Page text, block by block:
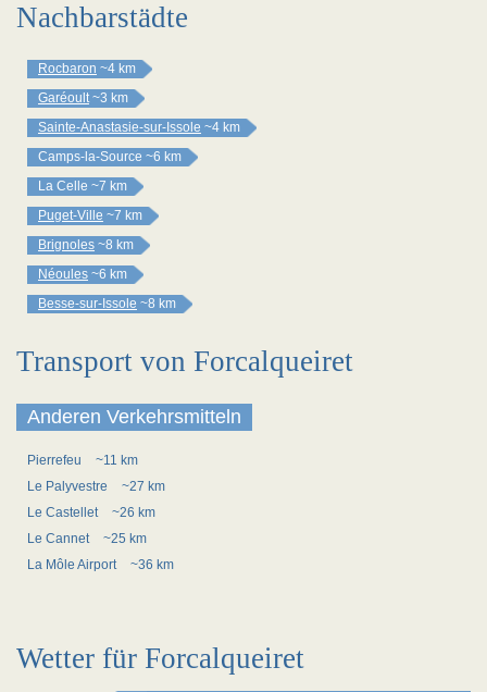
Nachbarstädte
Rocbaron ~4 km
Garéoult ~3 km
Sainte-Anastasie-sur-Issole ~4 km
Camps-la-Source ~6 km
La Celle ~7 km
Puget-Ville ~7 km
Brignoles ~8 km
Néoules ~6 km
Besse-sur-Issole ~8 km
Transport von Forcalqueiret
Anderen Verkehrsmitteln
Pierrefeu
~11 km
Le Palyvestre
~27 km
Le Castellet
~26 km
Le Cannet
~25 km
La Môle Airport
~36 km
Wetter für Forcalqueiret